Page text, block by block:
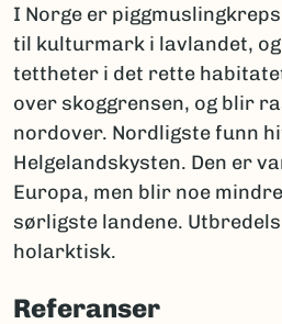
I Norge er
til kulturmark i lavlandet, og
tettheter i det rette
over skoggrensen, og blir
nordover. Nordligste funn
Helgelandskysten. Den er
Europa, men blir noe
sørligste landene.
holarktisk.
Referanser